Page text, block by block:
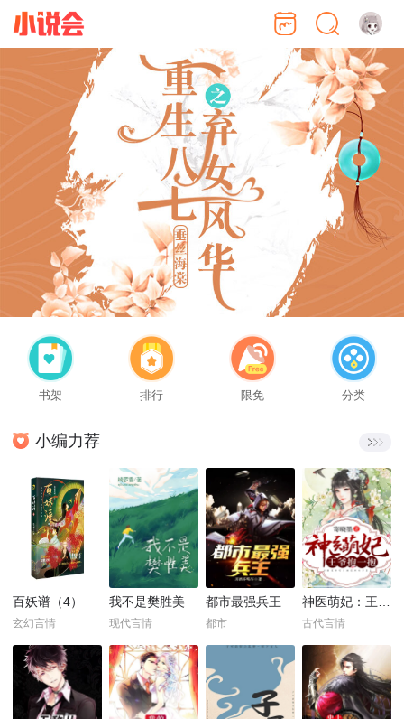
书架 排行 限免 分类
小编力荐
百妖谱（4）
玄幻言情
我不是樊胜美
现代言情
都市最强兵王
都市
神医萌妃：王爷，抱一抱！
古代言情